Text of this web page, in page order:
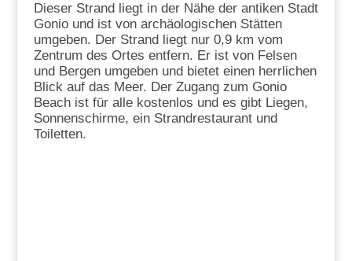
Dieser Strand liegt in der Nähe der antiken Stadt
Gonio und ist von archäologischen Stätten
umgeben. Der Strand liegt nur 0,9 km vom
Zentrum des Ortes entfern. Er ist von Felsen
und Bergen umgeben und bietet einen herrlichen
Blick auf das Meer. Der Zugang zum Gonio
Beach ist für alle kostenlos und es gibt Liegen,
Sonnenschirme, ein Strandrestaurant und
Toiletten.